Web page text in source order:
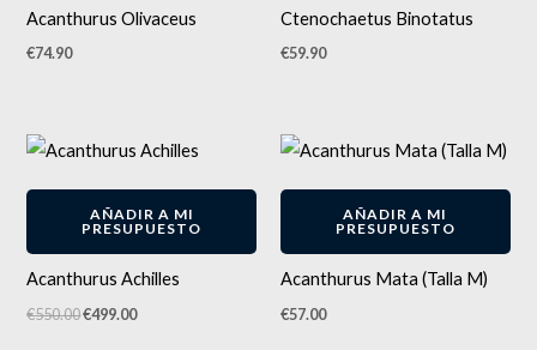
Acanthurus Olivaceus
€74.90
Ctenochaetus Binotatus
€59.90
-9%
AÑADIR A MI
PRESUPUESTO
Acanthurus Achilles
€550.00
El
precio
€550.00.
€499.00
El
precio
€499.00.
AÑADIR A MI
PRESUPUESTO
Acanthurus Mata (Talla M)
€57.00